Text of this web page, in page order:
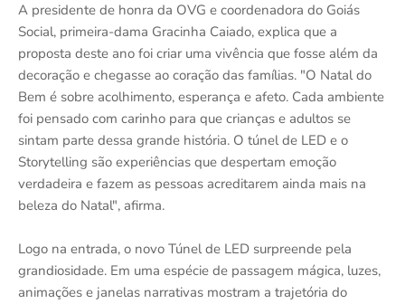
A presidente de honra da OVG e coordenadora do Goiás
Social, primeira-dama Gracinha Caiado, explica que a
proposta deste ano foi criar uma vivência que fosse além da
decoração e chegasse ao coração das famílias. "O Natal do
Bem é sobre acolhimento, esperança e afeto. Cada ambiente
foi pensado com carinho para que crianças e adultos se
sintam parte dessa grande história. O túnel de LED e o
Storytelling são experiências que despertam emoção
verdadeira e fazem as pessoas acreditarem ainda mais na
beleza do Natal", afirma.
Logo na entrada, o novo Túnel de LED surpreende pela
grandiosidade. Em uma espécie de passagem mágica, luzes,
animações e janelas narrativas mostram a trajetória do